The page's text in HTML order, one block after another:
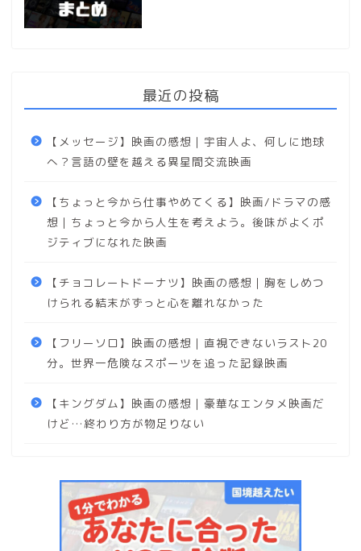
最近の投稿
【メッセージ】映画の感想｜宇宙人よ、何しに地球
へ？言語の壁を越える異星間交流映画
【ちょっと今から仕事やめてくる】映画/ドラマの感
想｜ちょっと今から人生を考えよう。後味がよくポ
ジティブになれた映画
【チョコレートドーナツ】映画の感想｜胸をしめつ
けられる結末がずっと心を離れなかった
【フリーソロ】映画の感想｜直視できないラスト20
分。世界一危険なスポーツを追った記録映画
【キングダム】映画の感想｜豪華なエンタメ映画だ
けど…終わり方が物足りない